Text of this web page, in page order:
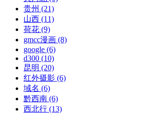
贵州 (21)
山西 (11)
荷花 (9)
gmcc漫画 (8)
google (6)
d300 (10)
昆明 (20)
红外摄影 (6)
域名 (6)
黔西南 (6)
西北行 (13)